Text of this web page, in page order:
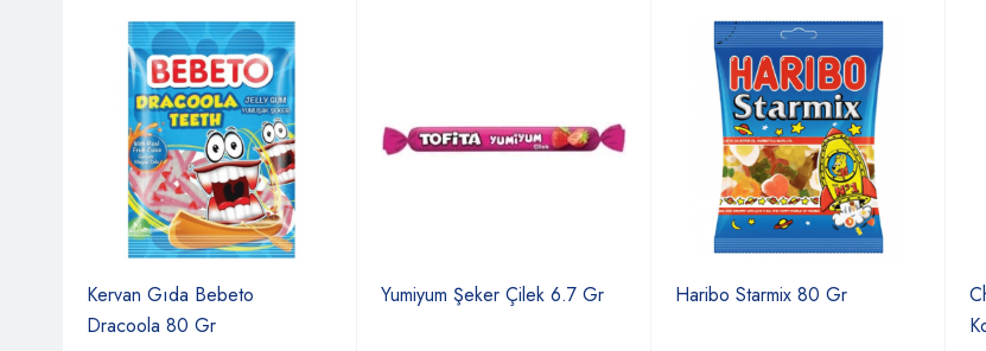
Kervan Gıda Bebeto
Dracoola 80 Gr
Yumiyum Şeker Çilek 6.7 Gr Haribo Starmix 80 Gr